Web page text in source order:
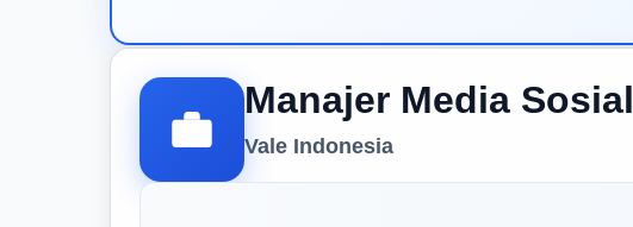
Manajer Media Sosial
Vale Indonesia